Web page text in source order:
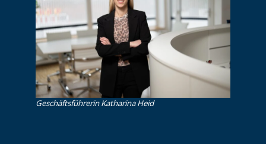
Ge­schäfts­füh­re­rin Katharina Heid